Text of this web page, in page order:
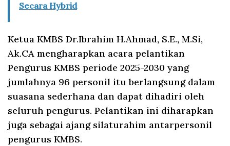
Secara Hybrid
Ketua KMBS Dr.Ibrahim H.Ahmad, S.E., M.Si,
Ak.CA mengharapkan acara pelantikan
Pengurus KMBS periode 2025-2030 yang
jumlahnya 96 personil itu berlangsung dalam
suasana sederhana dan dapat dihadiri oleh
seluruh pengurus. Pelantikan ini diharapkan
juga sebagai ajang silaturahim antarpersonil
pengurus KMBS.